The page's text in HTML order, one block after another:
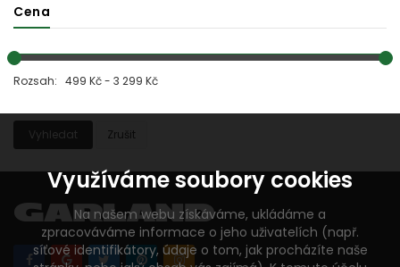
Cena
Rozsah: 499 Kč - 3 299 Kč
Vyhledat Zrušit
Využíváme soubory cookies
Na našem webu získáváme, ukládáme a
zpracováváme informace o jeho uživatelích (např.
síťové identifikátory, údaje o tom, jak procházíte naše